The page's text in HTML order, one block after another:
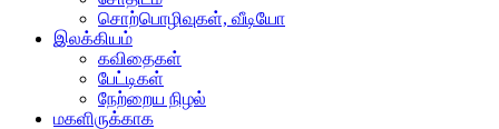
சொற்பொழிவுகள், வீடியோ
இலக்கியம்
கவிதைகள்
பேட்டிகள்
நேற்றைய நிழல்
மகளிருக்காக